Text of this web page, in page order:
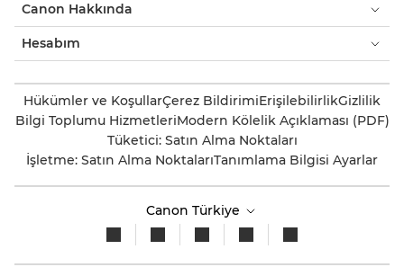
Canon Hakkında
Hesabım
Hükümler ve KoşullarÇerez BildirimiErişilebilirlikGizlilik
Bilgi Toplumu HizmetleriModern Kölelik Açıklaması (PDF)
Tüketici: Satın Alma Noktaları
İşletme: Satın Alma NoktalarıTanımlama Bilgisi Ayarlar
Canon Türkiye